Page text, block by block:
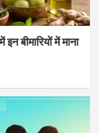
बीमारियों में माना